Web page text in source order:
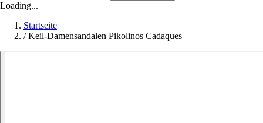
Loading...
Startseite
/ Keil-Damensandalen Pikolinos Cadaques